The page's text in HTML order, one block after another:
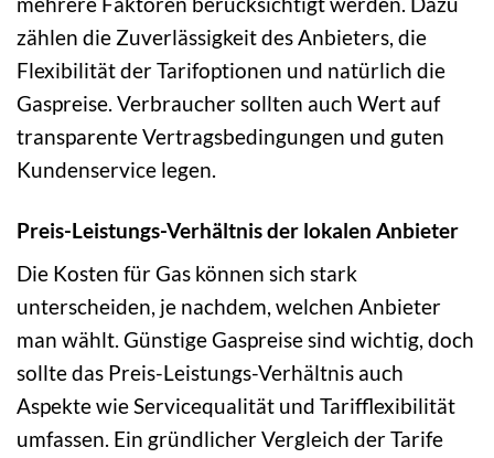
zählen die Zuverlässigkeit des Anbieters, die
Flexibilität der Tarifoptionen und natürlich die
Gaspreise. Verbraucher sollten auch Wert auf
transparente Vertragsbedingungen und guten
Kundenservice legen.
Preis-Leistungs-Verhältnis der lokalen Anbieter
Die Kosten für Gas können sich stark
unterscheiden, je nachdem, welchen Anbieter
man wählt. Günstige Gaspreise sind wichtig, doch
sollte das Preis-Leistungs-Verhältnis auch
Aspekte wie Servicequalität und Tarifflexibilität
umfassen. Ein gründlicher Vergleich der Tarife